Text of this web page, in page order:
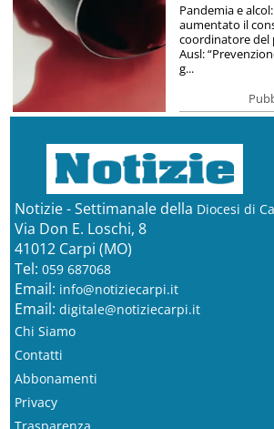
Pandemia e
aumentato il
coordinatore del
Ausl:
g...
Notizie - Settimanale della Diocesi di
Via Don E. Loschi, 8
41012 Carpi (MO)
Tel: 059 687068
Email: info@notiziecarpi.it
Email: digitale@notiziecarpi.it
Chi Siamo
Contatti
Abbonamenti
Privacy